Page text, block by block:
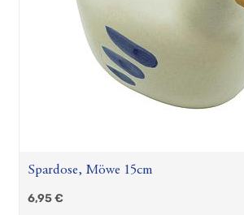
Spardose, Möwe 15cm
6,95€